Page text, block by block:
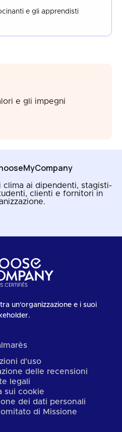
e gli apprendisti
e gli impegni
clima ai dipendenti, stagisti-
clienti e fornitori in
un'organizzazione e i suoi
d'uso
delle recensioni
legali
sui cookie
dei dati personali
di Missione